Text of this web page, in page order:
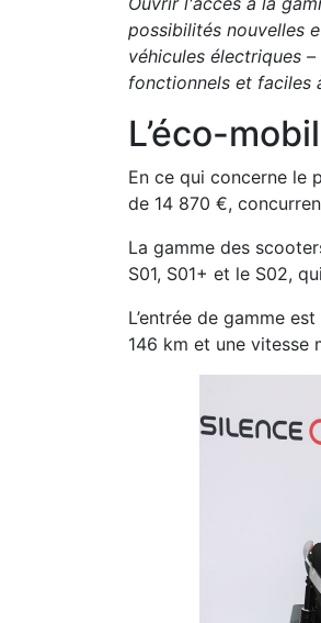
possibilités nouvelles
véhicules électriques
fonctionnels et faciles
L’éco-
En ce qui concerne le
de 14 870 €,
La gamme des
S01, S01+ et le S02,
L’entrée de gamme
146 km et une vitesse